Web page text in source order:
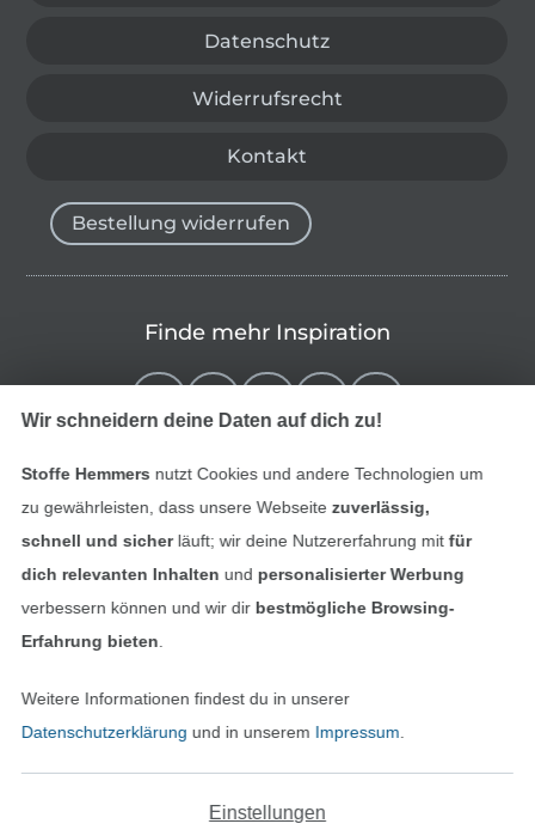
Datenschutz
Widerrufsrecht
Kontakt
Alle Preise inkl. der gesetzl. MwSt.
Die durchgestrichenen Preise entsprechen dem
Bestellung widerrufen
Finde mehr Inspiration
Wir schneidern deine Daten auf dich zu!
Stoffe Hemmers nutzt Cookies und andere Technologien um
zu gewährleisten, dass unsere Webseite zuverlässig,
schnell und sicherläuft; wir deine Nutzererfahrung mitfür
dich relevanten Inhalten und personalisierter Werbung
verbessern können und wir dir bestmögliche Browsing-
Erfahrung bieten
Weitere Informationen findest du in unserer
Datenschutzerklärung und in unserem Impressum
Einstellungen